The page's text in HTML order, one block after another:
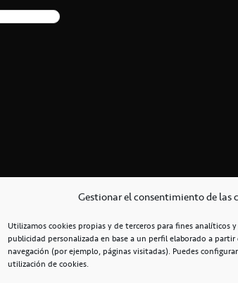
Gestionar el consentimiento de las
Utilizamos cookies propias y de terceros para fines analíticos
publicidad personalizada en base a un perfil elaborado a
navegación (por ejemplo, páginas visitadas). Puedes
utilización de cookies.